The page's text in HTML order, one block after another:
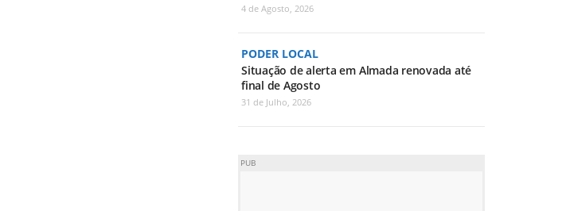
4 de Agosto, 2026
PODER LOCAL
Situação de alerta em Almada renovada até
final de Agosto
31 de Julho, 2026
PUB